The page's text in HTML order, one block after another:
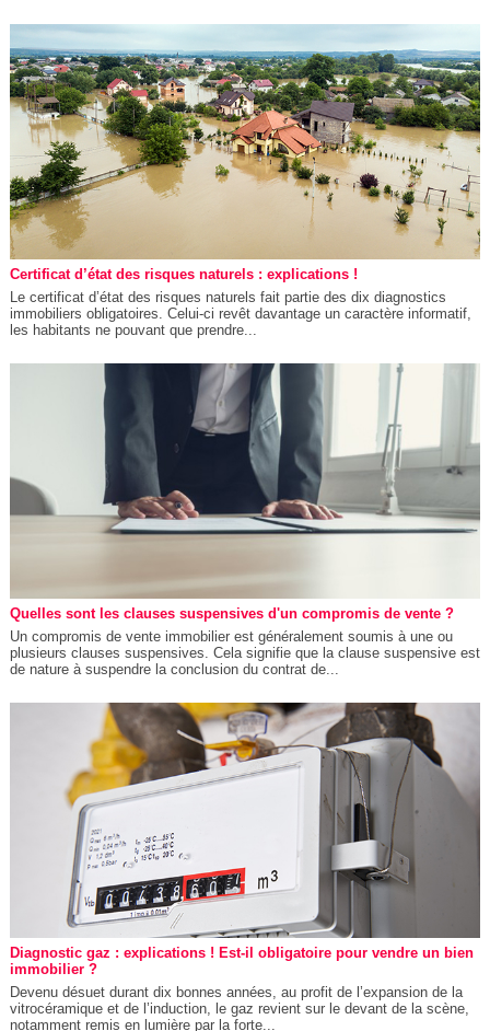
Certificat d’état des risques naturels : explications !
Le certificat d’état des risques naturels fait partie des dix diagnostics
immobiliers obligatoires. Celui-ci revêt davantage un caractère informatif,
les habitants ne pouvant que prendre...
Quelles sont les clauses suspensives d'un compromis de vente ?
Un compromis de vente immobilier est généralement soumis à une ou
plusieurs clauses suspensives. Cela signifie que la clause suspensive est
de nature à suspendre la conclusion du contrat de...
Diagnostic gaz : explications ! Est-il obligatoire pour vendre un bien
immobilier ?
Devenu désuet durant dix bonnes années, au profit de l’expansion de la
vitrocéramique et de l’induction, le gaz revient sur le devant de la scène,
notamment remis en lumière par la forte...